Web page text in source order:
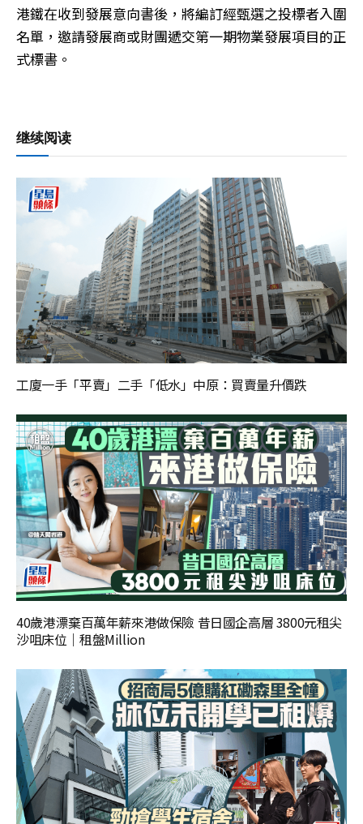
港鐵在收到發展意向書後，將編訂經甄選之投標者入圍
名單，邀請發展商或財團遞交第一期物業發展項目的正
式標書。
继续阅读
工廈一手「平賣」二手「低水」中原：買賣量升價跌
40歲港漂棄百萬年薪來港做保險 昔日國企高層 3800元租尖
沙咀床位｜租盤Million